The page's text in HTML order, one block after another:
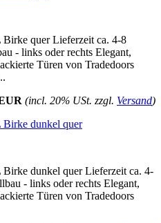
quer Lieferzeit ca. 4-8
- links oder rechts Elegant,
Türen von Tradedoors
(incl. 20% USt. zzgl. Versand)
Birke dunkel quer
dunkel quer Lieferzeit ca. 4-
- links oder rechts Elegant,
Türen von Tradedoors